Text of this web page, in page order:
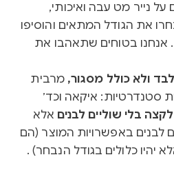
נייר מט עבה ואיכותי,
את הגודל המתאים והוסיפו
אנחנו בטוחים שתאהבו את
ולא כולל מסגור, מרבית
סטנדרטיות: איקאה וכד׳
בלי שוליים לבנים אלא
לבנים באפשרויות המוצר (הם
יהיו כלולים בגודל הנבחר) .